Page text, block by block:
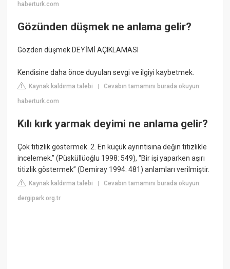
haberturk.com
Gözünden düşmek ne anlama gelir?
Gözden düşmek DEYİMİ AÇIKLAMASI
Kendisine daha önce duyulan sevgi ve ilgiyi kaybetmek.
Kaynak kaldırma talebi |Cevabın tamamını burada okuyun:
haberturk.com
Kılı kırk yarmak deyimi ne anlama gelir?
Çok titizlik göstermek. 2. En küçük ayrıntısına değin titizlikle
incelemek.” (Püsküllüoğlu 1998: 549), “Bir işi yaparken aşırı
titizlik göstermek” (Demiray 1994: 481) anlamları verilmiştir.
Kaynak kaldırma talebi |Cevabın tamamını burada okuyun:
dergipark.org.tr